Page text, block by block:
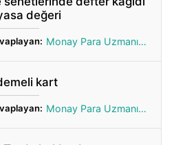
değeri
Monay Para Uzmanı Gönül
kart
Monay Para Uzmanı Gönül